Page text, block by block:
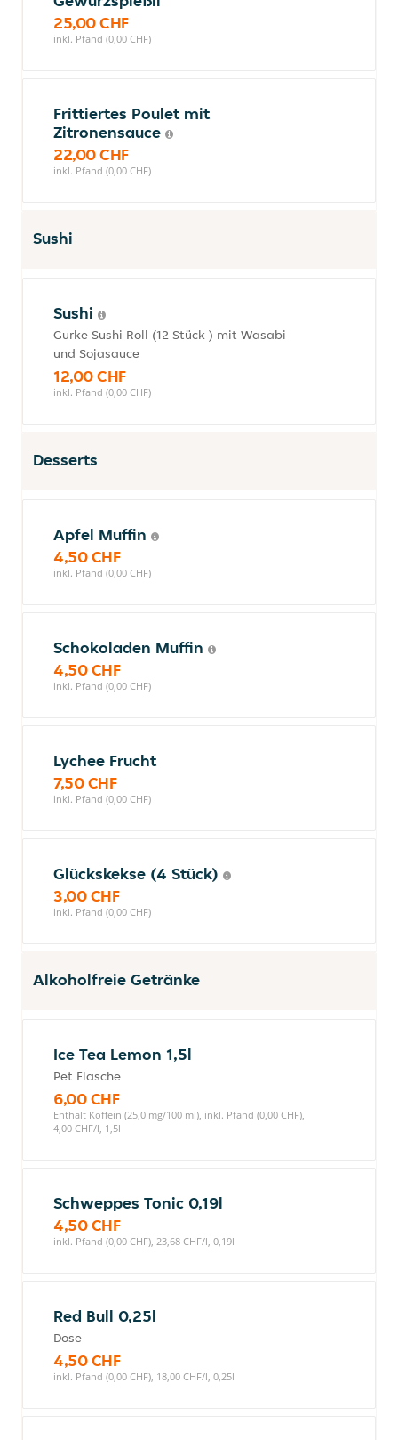
25,00 CHF
inkl. Pfand (0,00 CHF)
Frittiertes Poulet mit
Zitronensauce
22,00 CHF
inkl. Pfand (0,00 CHF)
Sushi
Sushi
Gurke Sushi Roll (12 Stück ) mit Wasabi
und Sojasauce
12,00 CHF
inkl. Pfand (0,00 CHF)
Desserts
Apfel Muffin
4,50 CHF
inkl. Pfand (0,00 CHF)
Schokoladen Muffin
4,50 CHF
inkl. Pfand (0,00 CHF)
Lychee Frucht
7,50 CHF
inkl. Pfand (0,00 CHF)
Glückskekse (4 Stück)
3,00 CHF
inkl. Pfand (0,00 CHF)
Alkoholfreie Getränke
Ice Tea Lemon 1,5l
Pet Flasche
6,00 CHF
Enthält Koffein (25,0 mg/100 ml), inkl. Pfand (0,00 CHF),
4,00 CHF/l, 1,5l
Schweppes Tonic 0,19l
4,50 CHF
inkl. Pfand (0,00 CHF), 23,68 CHF/l, 0,19l
Red Bull 0,25l
Dose
4,50 CHF
inkl. Pfand (0,00 CHF), 18,00 CHF/l, 0,25l